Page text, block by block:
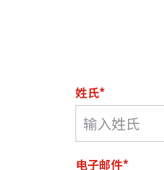
姓氏*
电子邮件*